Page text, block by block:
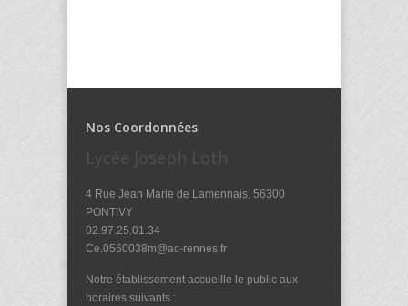
Nos Coordonnées
Lycée Joseph Loth
4 Rue Jean Marie de Lamennais, 56300
PONTIVY
02.97.25.01.34
Ce.0560038m@ac-rennes.fr
Notre établissement accueille le public aux
horaires suivants :